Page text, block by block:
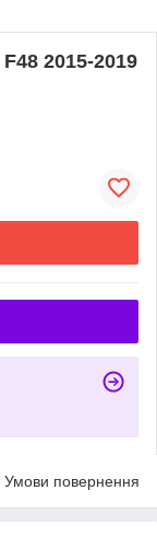
2015-2019
Умови повернення